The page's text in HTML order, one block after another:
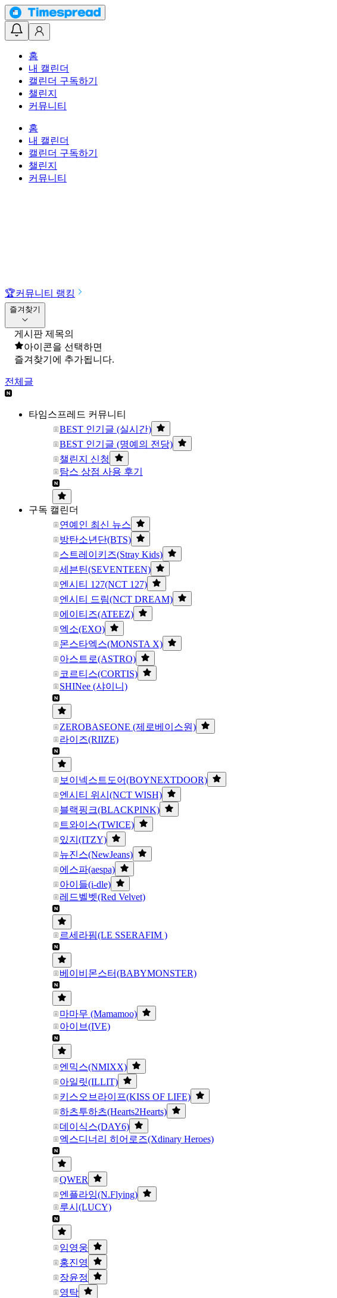
홈
내 캘린더
캘린더 구독하기
챌린지
커뮤니티
홈
내 캘린더
캘린더 구독하기
챌린지
커뮤니티
🏆커뮤니티 랭킹
즐겨찾기
게시판 제목의
아이콘을 선택하면
즐겨찾기에 추가됩니다.
전체글
타임스프레드 커뮤니티
BEST 인기글 (실시간)
BEST 인기글 (명예의 전당)
챌린지 신청
탐스 상점 사용 후기
구독 캘린더
연예인 최신 뉴스
방탄소년단(BTS)
스트레이키즈(Stray Kids)
세븐틴(SEVENTEEN)
엔시티 127(NCT 127)
엔시티 드림(NCT DREAM)
에이티즈(ATEEZ)
엑소(EXO)
몬스타엑스(MONSTA X)
아스트로(ASTRO)
코르티스(CORTIS)
SHINee (샤이니)
ZEROBASEONE (제로베이스원)
라이즈(RIIZE)
보이넥스트도어(BOYNEXTDOOR)
엔시티 위시(NCT WISH)
블랙핑크(BLACKPINK)
트와이스(TWICE)
있지(ITZY)
뉴진스(NewJeans)
에스파(aespa)
아이들(i-dle)
레드벨벳(Red Velvet)
르세라핌(LE SSERAFIM )
베이비몬스터(BABYMONSTER)
마마무 (Mamamoo)
아이브(IVE)
엔믹스(NMIXX)
아일릿(ILLIT)
키스오브라이프(KISS OF LIFE)
하츠투하츠(Hearts2Hearts)
데이식스(DAY6)
엑스디너리 히어로즈(Xdinary Heroes)
QWER
엔플라잉(N.Flying)
루시(LUCY)
임영웅
홍진영
장윤정
영탁